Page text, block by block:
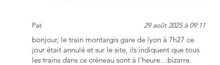
Pat 29 août 2025 à 09:11
bonjour, le train montargis gare de lyon à 7h27 ce
jour était annulé et sur le site, ils indiquent que tous
les trains dans ce créneau sont à l’heure…bizarre